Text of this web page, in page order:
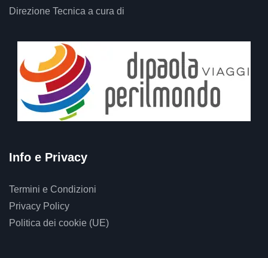
Direzione Tecnica a cura di
Info e Privacy
Termini e Condizioni
Privacy Policy
Politica dei cookie (UE)